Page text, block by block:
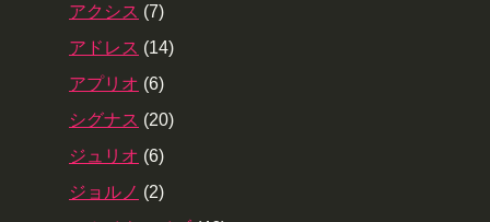
アクシス (7)
アドレス (14)
アプリオ (6)
シグナス (20)
ジュリオ (6)
ジョルノ (2)